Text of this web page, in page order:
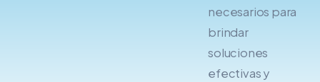
necesarios para
brindar
soluciones
efectivas y